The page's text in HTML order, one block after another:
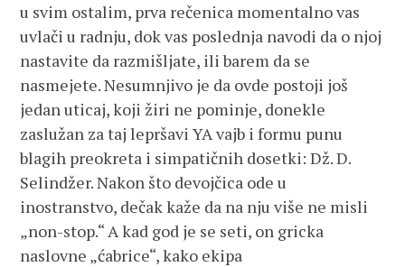
u svim ostalim, prva rečenica momentalno vas
uvlači u radnju, dok vas poslednja navodi da o njoj
nastavite da razmišljate, ili barem da se
nasmejete. Nesumnjivo je da ovde postoji još
jedan uticaj, koji žiri ne pominje, donekle
zaslužan za taj lepršavi YA vajb i formu punu
blagih preokreta i simpatičnih dosetki: Dž. D.
Selindžer. Nakon što devojčica ode u
inostranstvo, dečak kaže da na nju više ne misli
„non-stop.“ A kad god je se seti, on gricka
naslovne „ćabrice“, kako ekipa